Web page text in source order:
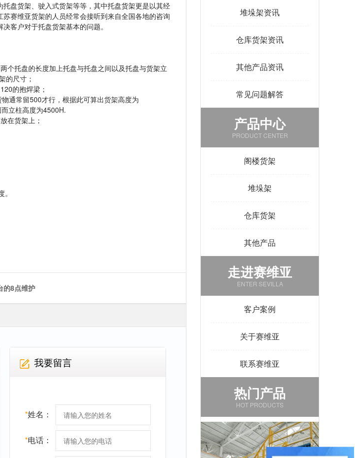
盘货架、驶入式货架等等，其中托盘货架更是以其经
赛维亚货架的人员经常会接听到来自全国各地的咨询
客户对于托盘货架基本的问题。
个托盘的长度加上托盘与托盘之间以及托盘与货架立
的尺寸；
的抱焊梁；
通常留500才行，根据此可算出货架高度为
立柱高度为4500H.
在货架上；
的8点维护
我要留言
*姓名：
*电话：
堆垛架资讯
仓库货架资讯
其他产品资讯
常见问题解答
产品中心
PRODUCT CENTER
阁楼货架
堆垛架
仓库货架
其他产品
走进赛维亚
ENTER SEVILLA
客户案例
关于赛维亚
联系赛维亚
热门产品
HOT PRODUCTS